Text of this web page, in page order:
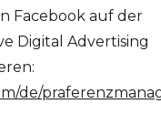
Facebook auf der
Digital Advertising
de/